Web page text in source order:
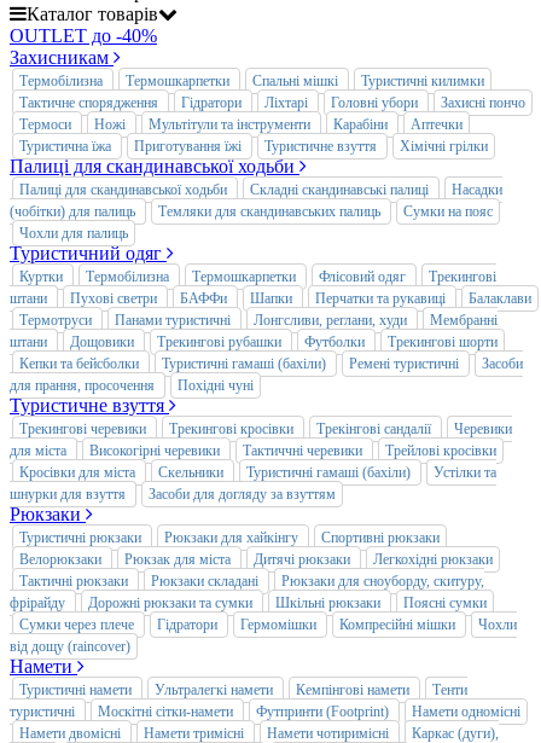
Каталог товарів
OUTLET до -40%
Захисникам
Термобілизна Термошкарпетки Спальні мішкі
Туристичні килимки
Тактичне спорядження
Гідратори Ліхтарі Головні убори
Захисні пончо
Термоси
Ножі Мультітули та інструменти Карабіни
Аптечки
Туристична їжа
Приготування їжі Туристичне взуття Хімічні грілки
Палиці для скандинавської ходьби
Палиці для скандинавської ходьби Складні скандинавські палиці
Насадки
(чобітки) для палиць
Темляки для скандинавських палиць
Сумки на пояс
Чохли для палиць
Туристичний одяг
Куртки Термобілизна Термошкарпетки Флісовий одяг
Трекингові
штани
Пухові светри БАФФи Шапки Перчатки та рукавиці
Балаклави
Термотруси
Панами туристичні Лонгсливи, реглани, худи
Мембранні
штани
Дощовики Трекингові рубашки Футболки
Трекингові шорти
Кепки та бейсболки
Туристичні гамаші (бахіли) Ремені туристичні
Засоби
для прання, просочення
Похідні чуні
Туристичне взуття
Трекингові черевики Трекингові кросівки Трекінгові сандалії
Черевики
для міста
Високогірні черевики Тактиччні черевики
Трейлові кросівки
Кросівки для міста
Скельники Туристичні гамаші (бахіли)
Устілки та
шнурки для взуття
Засоби для догляду за взуттям
Рюкзаки
Туристичні рюкзаки Рюкзаки для хайкінгу
Спортивні рюкзаки
Велорюкзаки
Рюкзак для міста Дитячі рюкзаки
Легкохідні рюкзаки
Тактичні рюкзаки
Рюкзаки складані
Рюкзаки для сноуборду, скитуру,
фрірайду
Дорожні рюкзаки та сумки Шкільні рюкзаки
Поясні сумки
Сумки через плече
Гідратори Гермомішки Компресійні мішки
Чохли
від дощу (raincover)
Намети
Туристичні намети Ультралегкі намети Кемпінгові намети
Тенти
туристичні
Москітні сітки-намети Футпринти (Footprint)
Намети одномісні
Намети двомісні
Намети тримісні Намети чотиримісні
Каркас (дуги),